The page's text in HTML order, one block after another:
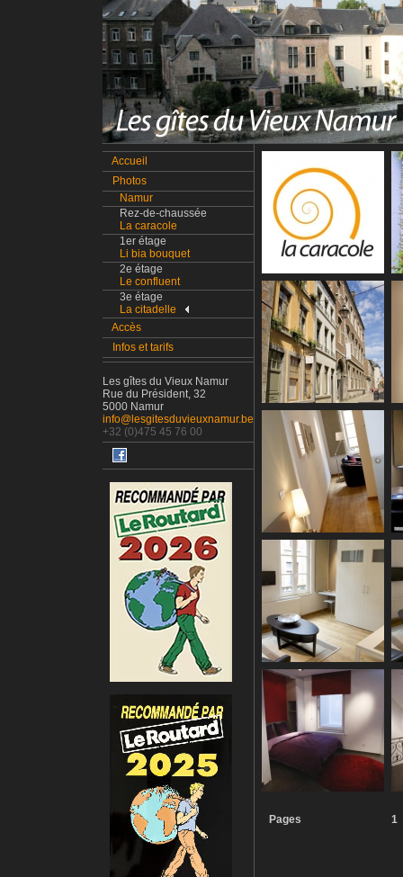
Accueil
Photos
Namur
Rez-de-chaussée
La caracole
1er étage
Li bia bouquet
2e étage
Le confluent
3e étage
La citadelle
Accès
Infos et tarifs
Les gîtes du Vieux Namur
Rue du Président, 32
5000 Namur
info@lesgitesduvieuxnamur.be
+32 (0)475 45 76 00
Pages 1